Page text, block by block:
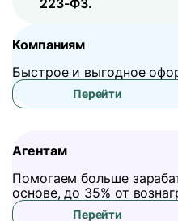
223-ФЗ.
Компаниям
Быстрое и выгодное
Перейти
Агентам
Помогаем больше
основе, до 35% от
Перейти